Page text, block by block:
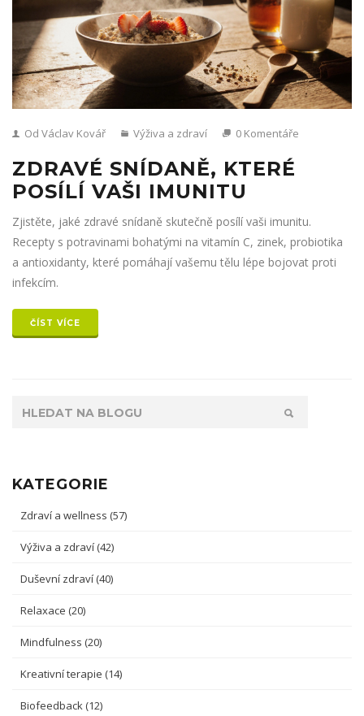
Od Václav Kovář Výživa a zdraví 0 Komentáře
ZDRAVÉ SNÍDANĚ, KTERÉ
POSÍLÍ VAŠI IMUNITU
Zjistěte, jaké zdravé snídaně skutečně posílí vaši imunitu.
Recepty s potravinami bohatými na vitamín C, zinek, probiotika
a antioxidanty, které pomáhají vašemu tělu lépe bojovat proti
infekcím.
ČÍST VÍCE
KATEGORIE
Zdraví a wellness (57)
Výživa a zdraví (42)
Duševní zdraví (40)
Relaxace (20)
Mindfulness (20)
Kreativní terapie (14)
Biofeedback (12)